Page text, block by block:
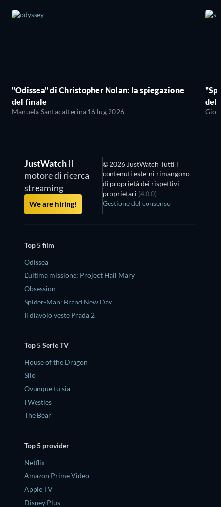
"Odissea" di Christopher Nolan: la spiegazione
del finale
Manuela Santacatterina16 lug 2026
del
JustWatch Il
motore di ricerca
streaming
We are hiring!
© 2026 JustWatch Tutti i
contenuti esterni rimangono
di proprietà dei rispettivi
proprietari (4.0.0)
Gestione del consenso
Top 5 film
Odissea
L'ultima missione: Project Hail Mary
Obsession
Spider-Man: Brand New Day
Il diavolo veste Prada 2
Top 5 Serie TV
House of the Dragon
Silo
Ovunque tu sia
I Westies
The Bear
Top 5 provider
Netflix
Amazon Prime Video
Apple TV
Disney Plus